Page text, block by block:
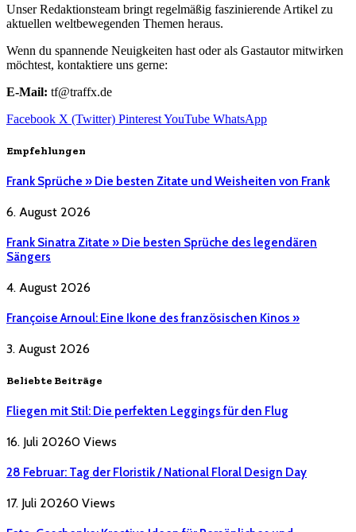
Unser Redaktionsteam bringt regelmäßig faszinierende Artikel zu
aktuellen weltbewegenden Themen heraus.
Wenn du spannende Neuigkeiten hast oder als Gastautor mitwirken
möchtest, kontaktiere uns gerne:
E-Mail: tf@traffx.de
Facebook X (Twitter) PinterestYouTube WhatsApp
Empfehlungen
Frank Sprüche » Die besten Zitate und Weisheiten von Frank
6. August 2026
Frank Sinatra Zitate » Die besten Sprüche des legendären
Sängers
4. August 2026
Françoise Arnoul: Eine Ikone des französischen Kinos »
3. August 2026
Beliebte Beiträge
Fliegen mit Stil: Die perfekten Leggings für den Flug
16. Juli 20260 Views
28 Februar: Tag der Floristik / National Floral Design Day
17. Juli 20260 Views